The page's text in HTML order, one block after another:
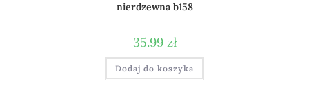
nierdzewna b158
35.99 zł
Dodaj do koszyka